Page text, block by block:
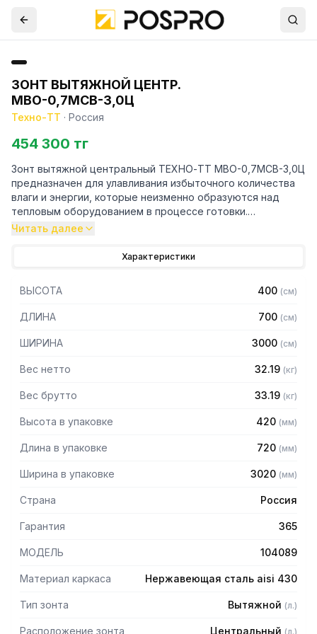
ЗОНТ ВЫТЯЖНОЙ ЦЕНТР.
МВО-0,7МСВ-3,0Ц
Техно-ТТ · Россия
454 300 тг
Зонт вытяжной центральный ТЕХНО-ТТ МВО-0,7МСВ-3,0Ц
предназначен для улавливания избыточного количества
влаги и энергии, которые неизменно образуются над
тепловым оборудованием в процессе готовки.
капли жира, которые в противном случае оседали бы на
защищает сотрудников горячего цеха.
Особенности:
— Бескаркасный
0,8мм
— Поставляется в собранном виде
Читать далее
Характеристики
ВЫСОТА 400 (см)
ДЛИНА 700 (см)
ШИРИНА 3000 (см)
Вес нетто 32.19 (кг)
Вес брутто 33.19 (кг)
Высота в упаковке 420 (мм)
Длина в упаковке 720 (мм)
Ширина в упаковке 3020 (мм)
Страна Россия
Гарантия 365
МОДЕЛЬ 104089
Материал каркаса Нержавеющая сталь aisi 430
Тип зонта Вытяжной (л.)
Расположение зонта Центральный (л.)